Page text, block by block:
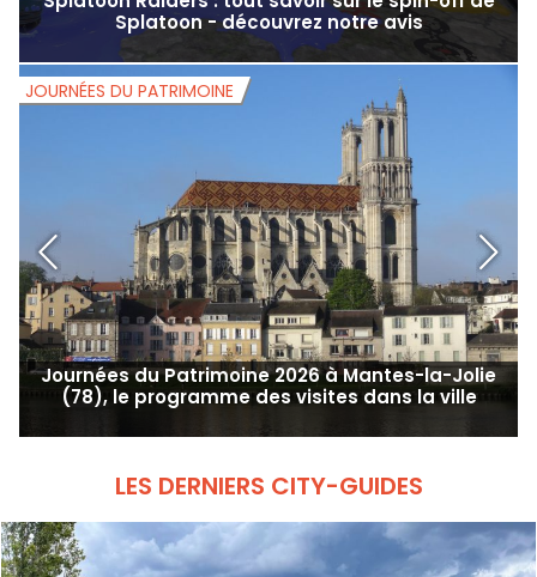
Splatoon Raiders : tout savoir sur le spin-off de
Splatoon - découvrez notre avis
Journées du Patrimoine 2026 à Mantes-la-Jolie
JOURNÉES DU PATRIMOINE